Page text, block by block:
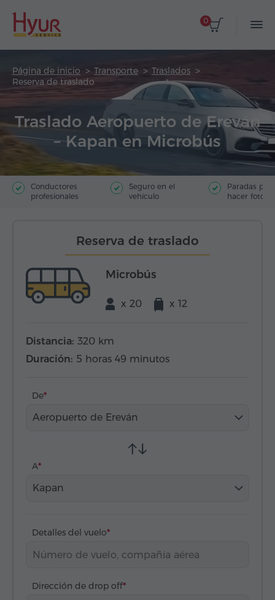
0
Página de inicio Transporte
Traslados
Reserva de traslado
Traslado Aeropuerto de Ereván
– Kapan en Microbús
Conductores
profesionales
Seguro en el
vehículo
Paradas para
hacer fotos
Reserva de traslado
Microbús
x 20 x 12
Distancia: 320 km
Duración: 5 horas 49 minutos
De
Aeropuerto de Ereván
A
Kapan
Detalles del vuelo
Dirección de drop off